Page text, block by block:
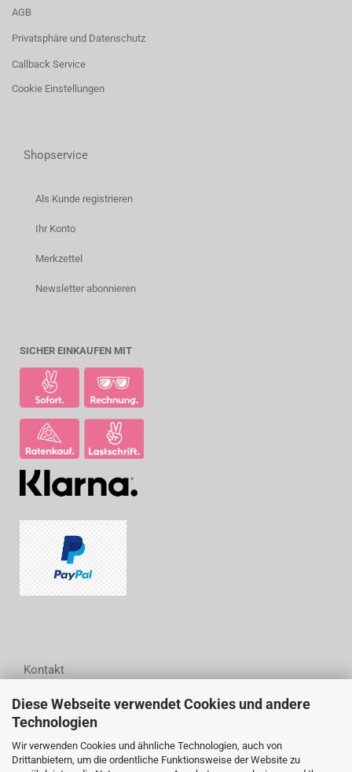
Diese Webseite verwendet Cookies und andere
Technologien
Wir verwenden Cookies und ähnliche Technologien, auch von
Drittanbietern, um die ordentliche Funktionsweise der Website zu
AGB
Privatsphäre und Datenschutz
Callback Service
Cookie Einstellungen
Shopservice
Als Kunde registrieren
Ihr Konto
Merkzettel
Newsletter abonnieren
SICHER EINKAUFEN MIT
Kontakt
Woodwell GmbH
Wittestraße 6
04178 Leipzig
Tel.: (+49) 0341 44 24 94 54